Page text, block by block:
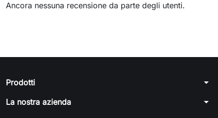
Ancora nessuna recensione da parte degli utenti.
Prodotti arrow_drop_down
La nostra azienda arrow_drop_down